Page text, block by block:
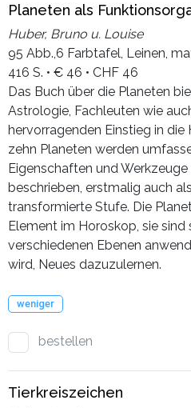
Planeten als
Huber, Bruno u. Louise
95 Abb.,6 Farbtafel, Leinen,
416 S. • € 46 • CHF 46
Das Buch über die Planeten
Astrologie, Fachleuten wie
hervorragenden Einstieg in
zehn Planeten werden
Eigenschaften und
beschrieben, erstmalig auch
transformierte Stufe. Die
Element im Horoskop, sie
verschiedenen Ebenen
wird, Neues dazuzulernen.
weniger
bestellen
Tierkreiszeichen